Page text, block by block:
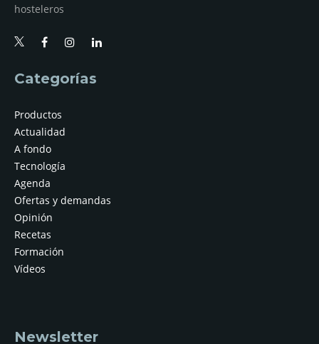
hosteleros
Categorías
Productos
Actualidad
A fondo
Tecnología
Agenda
Ofertas y demandas
Opinión
Recetas
Formación
Vídeos
Newsletter